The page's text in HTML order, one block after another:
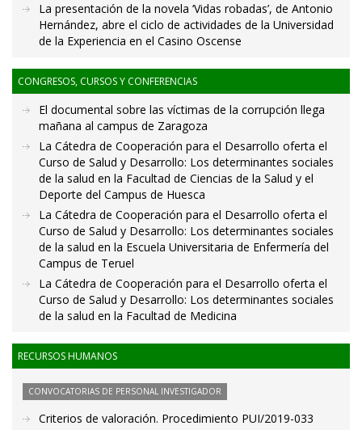
La presentación de la novela ‘Vidas robadas’, de Antonio
Hernández, abre el ciclo de actividades de la Universidad
de la Experiencia en el Casino Oscense
CONGRESOS, CURSOS Y CONFERENCIAS
El documental sobre las víctimas de la corrupción llega
mañana al campus de Zaragoza
La Cátedra de Cooperación para el Desarrollo oferta el
Curso de Salud y Desarrollo: Los determinantes sociales
de la salud en la Facultad de Ciencias de la Salud y el
Deporte del Campus de Huesca
La Cátedra de Cooperación para el Desarrollo oferta el
Curso de Salud y Desarrollo: Los determinantes sociales
de la salud en la Escuela Universitaria de Enfermería del
Campus de Teruel
La Cátedra de Cooperación para el Desarrollo oferta el
Curso de Salud y Desarrollo: Los determinantes sociales
de la salud en la Facultad de Medicina
RECURSOS HUMANOS
CONVOCATORIAS DE PERSONAL INVESTIGADOR
Criterios de valoración. Procedimiento PUI/2019-033